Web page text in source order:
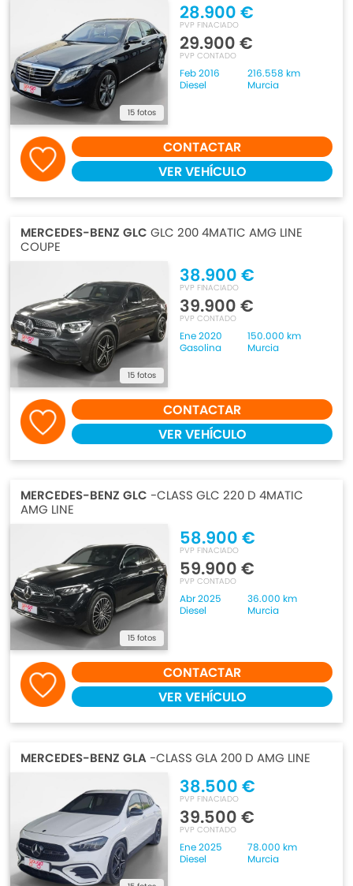
15 fotos
28.900 €
PVP FINACIADO
29.900 €
PVP CONTADO
Feb 2016
216.558 km
Diesel
Murcia
CONTACTAR
VER VEHÍCULO
MERCEDES-BENZ GLC GLC 200 4MATIC AMG LINE
COUPE
15 fotos
38.900 €
PVP FINACIADO
39.900 €
PVP CONTADO
Ene 2020
150.000 km
Gasolina
Murcia
CONTACTAR
VER VEHÍCULO
MERCEDES-BENZ GLC -CLASS GLC 220 D 4MATIC
AMG LINE
15 fotos
58.900 €
PVP FINACIADO
59.900 €
PVP CONTADO
Abr 2025
36.000 km
Diesel
Murcia
CONTACTAR
VER VEHÍCULO
MERCEDES-BENZ GLA-CLASS GLA 200 D AMG LINE
38.500 €
PVP FINACIADO
39.500 €
PVP CONTADO
Ene 2025
78.000 km
Diesel
Murcia